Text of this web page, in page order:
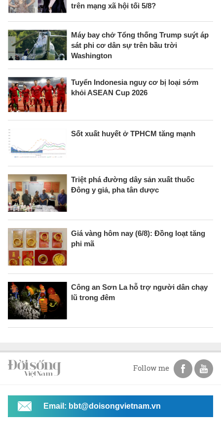
trên mạng xã hội tối 5/8?
Máy bay chở Tổng thống Trump suýt áp
sát phi cơ dân sự trên bầu trời
Washington
Tuyển Indonesia nguy cơ bị loại sớm
khỏi ASEAN Cup 2026
Sốt xuất huyết ở TPHCM tăng mạnh
Triệt phá đường dây sản xuất thuốc
Đông y giả, pha tân dược
Giá vàng hôm nay (6/8): Đồng loạt tăng
phi mã
Công an Sơn La hỗ trợ người dân chạy
lũ trong đêm
Follow me
Email: bbt@doisongvietnam.vn